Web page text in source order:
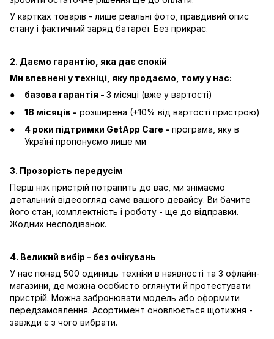
У картках товарів - лише реальні фото, правдивий опис
стану і фактичний заряд батареї. Без прикрас.
2. Даємо гарантію, яка дає спокій
Ми впевнені у техніці, яку продаємо, тому у нас:
базова гарантія - 3 місяці (вже у вартості)
18 місяців - розширена (+10% від вартості пристрою)
4 роки підтримки GetApp Care - програма, яку в
Україні пропонуємо лише ми
3. Прозорість передусім
Перш ніж пристрій потрапить до вас, ми знімаємо
детальний відеоогляд саме вашого девайсу. Ви бачите
його стан, комплектність і роботу - ще до відправки.
Жодних несподіванок.
4. Великий вибір - без очікувань
У нас понад 500 одиниць техніки в наявності та 3 офлайн-
магазини, де можна особисто оглянути й протестувати
пристрій. Можна забронювати модель або оформити
передзамовлення. Асортимент оновлюється щотижня -
завжди є з чого вибрати.